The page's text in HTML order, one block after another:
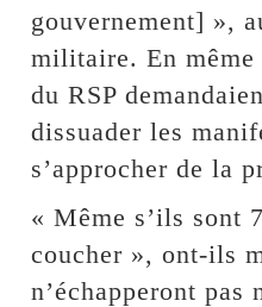
gouvernement] »,
militaire. En même
du RSP
dissuader les
s’approcher de la
« Même s’ils sont
coucher », ont-ils
n’échapperont pas